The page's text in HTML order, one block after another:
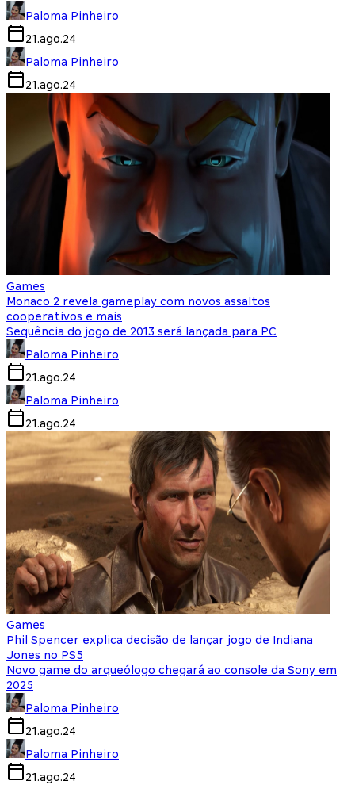
Paloma Pinheiro
21.ago.24
Paloma Pinheiro
21.ago.24
Games
Monaco 2 revela gameplay com novos assaltos
cooperativos e mais
Sequência do jogo de 2013 será lançada para PC
Paloma Pinheiro
21.ago.24
Paloma Pinheiro
21.ago.24
Games
Phil Spencer explica decisão de lançar jogo de Indiana
Jones no PS5
Novo game do arqueólogo chegará ao console da Sony em
2025
Paloma Pinheiro
21.ago.24
Paloma Pinheiro
21.ago.24